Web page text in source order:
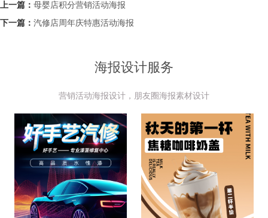
上一篇： 母婴店积分营销活动海报
下一篇： 汽修店周年庆特惠活动海报
海报设计服务
营销活动海报设计，朋友圈海报素材设计